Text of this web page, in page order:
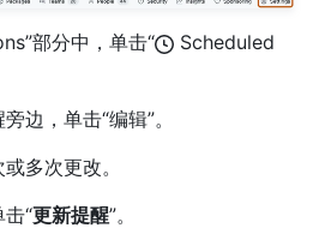
部分中，单击“
Scheduled
边，单击“编辑”。
多次更改。
“更新提醒”。